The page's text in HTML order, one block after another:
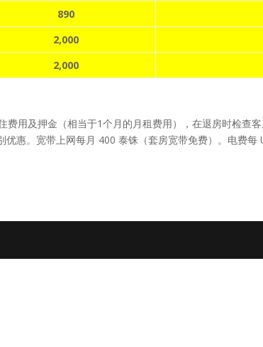
890
2,000
2,000
费用及押金（相当于1个月的月租费用），在退房时检查
惠。宽带上网每月 400 泰铢（套房宽带免费）。电费